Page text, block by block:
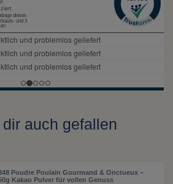
auch gefallen
Poudre Poulain Gourmand & Onctueux –
Kakao Pulver für vollen Genuss